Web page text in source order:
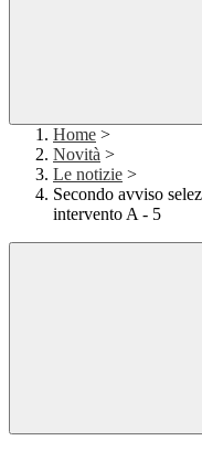
Home >
Novità >
Le notizie >
Secondo avviso
intervento A - 5